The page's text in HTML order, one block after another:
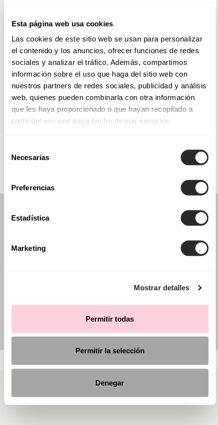
Esta página web usa cookies
Las cookies de este sitio web se usan para personalizar
el contenido y los anuncios, ofrecer funciones de redes
sociales y analizar el tráfico. Además, compartimos
información sobre el uso que haga del sitio web con
nuestros partners de redes sociales, publicidad y análisis
web, quienes pueden combinarla con otra información
que les haya proporcionado o que hayan recopilado a
partir del uso que haya hecho de sus servicios.
Necesarias
Preferencias
Estadística
Marketing
Mostrar detalles
Permitir todas
Permitir la selección
Denegar
Freitag: 09:30–17:30 Uhr
Samstag: 10:00–17:30 Uhr
Sonntag: Geschlossen
TERMIN VEREINBAREN
KOLLEKTIONEN